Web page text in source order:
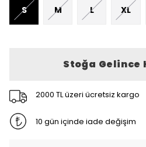
S M L XL
Stoğa Gelince
2000 TL üzeri ücretsiz kargo
10 gün içinde iade değişim